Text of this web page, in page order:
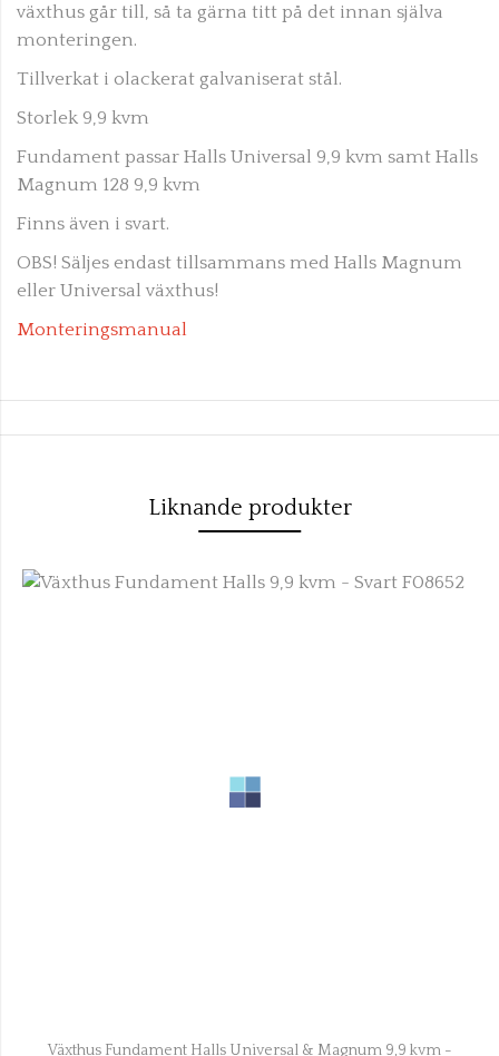
växthus går till, så ta gärna titt på det innan själva
monteringen.
Tillverkat i olackerat galvaniserat stål.
Storlek 9,9 kvm
Fundament passar Halls Universal 9,9 kvm samt Halls
Magnum 128 9,9 kvm
Finns även i svart.
OBS! Säljes endast tillsammans med Halls Magnum
eller Universal växthus!
Monteringsmanual
Liknande produkter
Växthus Fundament Halls Universal & Magnum 9,9 kvm -